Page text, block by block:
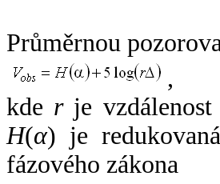
Průměrnou
,
kde rje
H(α) je
fázového zákona